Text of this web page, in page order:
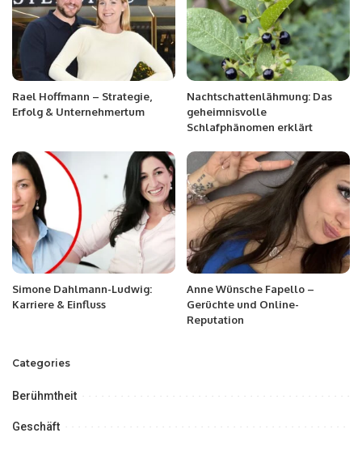
Rael Hoffmann – Strategie,
Erfolg & Unternehmertum
Nachtschattenlähmung: Das
geheimnisvolle
Schlafphänomen erklärt
Simone Dahlmann-Ludwig:
Karriere & Einfluss
Anne Wünsche Fapello –
Gerüchte und Online-
Reputation
Categories
Berühmtheit
Geschäft